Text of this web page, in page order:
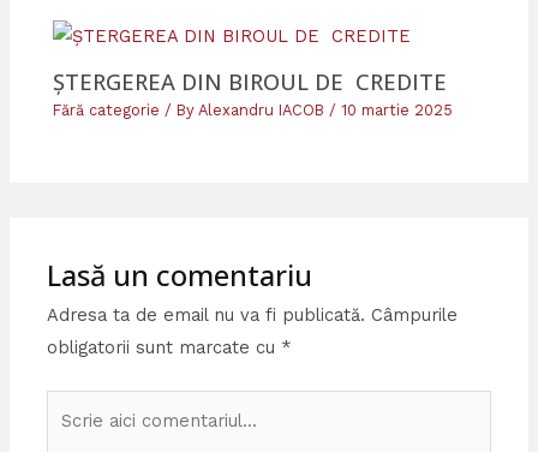
ȘTERGEREA DIN BIROUL DE CREDITE
Fără categorie / ByAlexandru IACOB /10 martie 2025
Lasă un comentariu
Adresa ta de email nu va fi publicată. Câmpurile
obligatorii sunt marcate cu *